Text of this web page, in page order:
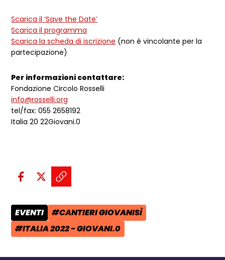
Scarica il ‘Save the Date’
Scarica il programma
Scarica la scheda di iscrizione (non è vincolante per la
partecipazione)
Per informazioni contattare:
Fondazione Circolo Rosselli
info@rosselli.org
tel/fax: 055 2658192
Italia 20 22Giovani.0
Condividi sui social:
Condividi su Facebook - apre
Condividi su X - apre una
Copia il link e condividi -
CATEGORIA POST:
EVENTI TAG:
#CANTIERI GIOVANISÌ
TAG:
#ITALIA 2022 - GIOVANI.0